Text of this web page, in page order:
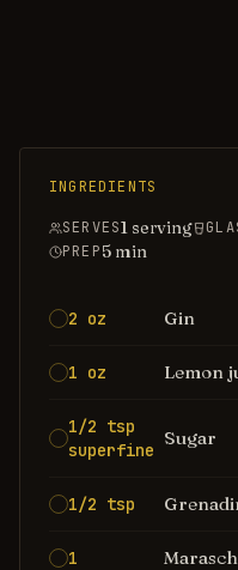
INGREDIENTS
SERVES1 serving
PREP5min
2 oz Gin
1 oz Lemon
1/2 tsp
superfine
Sugar
1/2 tsp
1